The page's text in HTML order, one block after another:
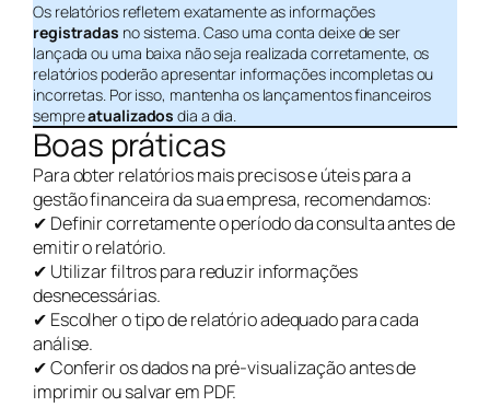
Os relatórios refletem exatamente as informações
registradas no sistema. Caso uma conta deixe de ser
lançada ou uma baixa não seja realizada corretamente, os
relatórios poderão apresentar informações incompletas ou
incorretas. Por isso, mantenha os lançamentos financeiros
sempreatualizados dia a dia.
Boas práticas
Para obter relatórios mais precisos e úteis para a
gestão financeira da sua empresa, recomendamos:
✔ Definir corretamente o período da consulta antes de
emitir o relatório.
✔ Utilizar filtros para reduzir informações
desnecessárias.
✔ Escolher o tipo de relatório adequado para cada
análise.
✔ Conferir os dados na pré-visualização antes de
imprimir ou salvar em PDF.